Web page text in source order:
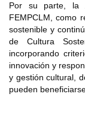
Por su parte, la
FEMPCLM, como
sostenible y
de Cultura
incorporando
innovación y
y gestión cultural,
pueden